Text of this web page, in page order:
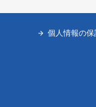
個人情報の保